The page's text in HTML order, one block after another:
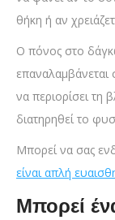
θήκη ή αν
Ο πόνος στο
επαναλαμβάνεται
να περιορίσει τη
διατηρηθεί το
Μπορεί να σας
είναι απλή
Μπορεί